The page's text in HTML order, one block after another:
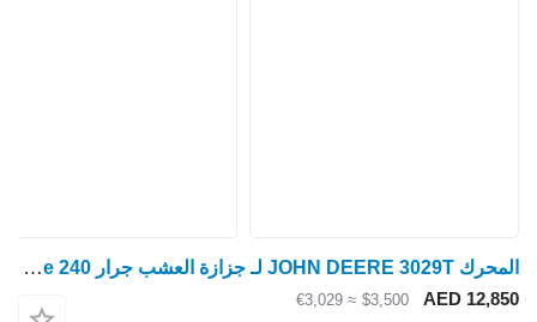
المحرك JOHN DEERE 3029T لـ جزازة العشب جرار John Deere 240
AED 12,850
$3,500
≈ €3,029